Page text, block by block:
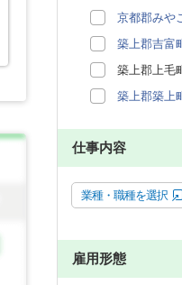
京都郡みや
築上郡吉富
築上郡上毛
築上郡築上
仕事内容
業種・職種を選択
雇用形態